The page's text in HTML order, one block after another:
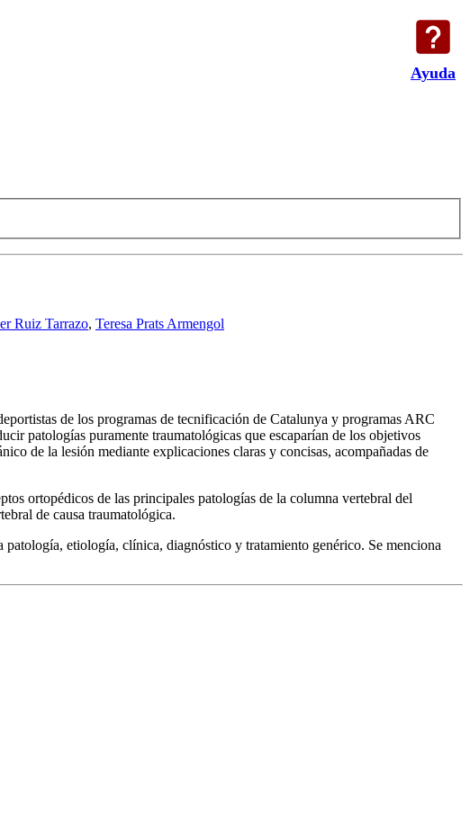
Ayuda
Ruiz Tarrazo, Teresa Prats Armengol
de los programas de tecnificación de Catalunya y programas ARC
patologías puramente traumatológicas que escaparían de los objetivos
de la lesión mediante explicaciones claras y concisas, acompañadas de
ortopédicos de las principales patologías de la columna vertebral del
de causa traumatológica.
etiología, clínica, diagnóstico y tratamiento genérico. Se menciona